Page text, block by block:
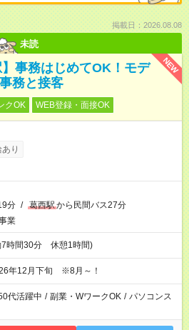
掲載日：2026.08.08
未読
NEW
事務はじめてOK！モデ
務と接客
クOK WEB登録・面接OK
り
分 / 葛西駅から民間バス27分
業
7時間30分 休憩1時間)
年12月下旬 ※8月～！
代活躍中 / 副業・WワークOK / パソコンス